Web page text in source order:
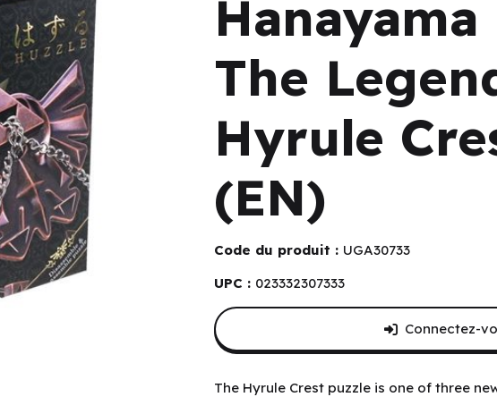
The
Hyrule
(EN)
Code du produit : UGA30733
UPC : 023332307333
The Hyrule Crest puzzle is one of three
Connectez-